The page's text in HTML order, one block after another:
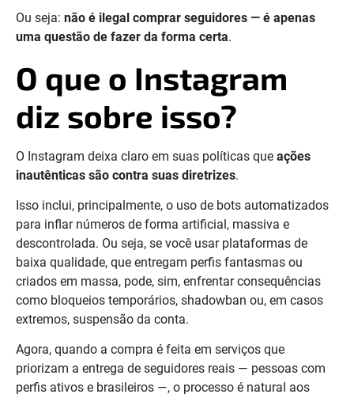
Ou seja: não é ilegal comprar seguidores — é apenas
uma questão de fazer da forma certa.
O que o Instagram
diz sobre isso?
O Instagram deixa claro em suas políticas que ações
inautênticas são contra suas diretrizes.
Isso inclui, principalmente, o uso de bots automatizados
para inflar números de forma artificial, massiva e
descontrolada. Ou seja, se você usar plataformas de
baixa qualidade, que entregam perfis fantasmas ou
criados em massa, pode, sim, enfrentar consequências
como bloqueios temporários, shadowban ou, em casos
extremos, suspensão da conta.
Agora, quando a compra é feita em serviços que
priorizam a entrega de seguidores reais — pessoas com
perfis ativos e brasileiros —, o processo é natural aos